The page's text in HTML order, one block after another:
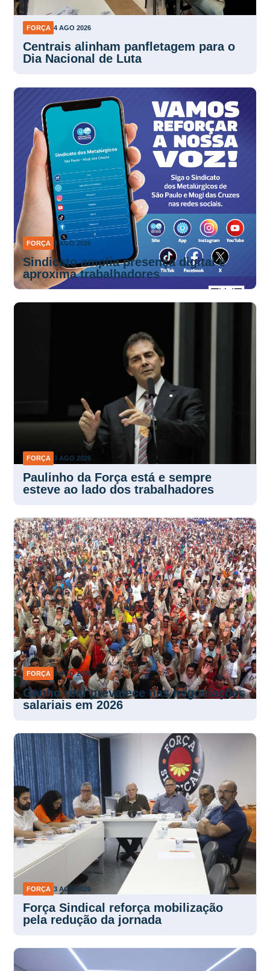
FORÇA 4 AGO 2026
Centrais alinham panfletagem para o
Dia Nacional de Luta
FORÇA 4 AGO 2026
Sindicato amplia presença digital e
aproxima trabalhadores
FORÇA 3 AGO 2026
Paulinho da Força está e sempre
esteve ao lado dos trabalhadores
FORÇA 3 AGO 2026
Ganho real prevalece nas negociações
salariais em 2026
FORÇA 3 AGO 2026
Força Sindical reforça mobilização
pela redução da jornada